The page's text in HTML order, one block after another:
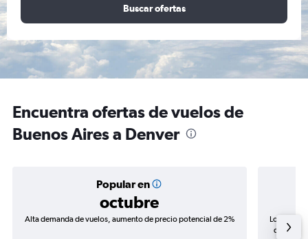
Buscar ofertas
Encuentra ofertas de vuelos de
Buenos Aires a Denver
Popular en
octubre
Alta demanda de vuelos, aumento de precio potencial de 2%
Los
de